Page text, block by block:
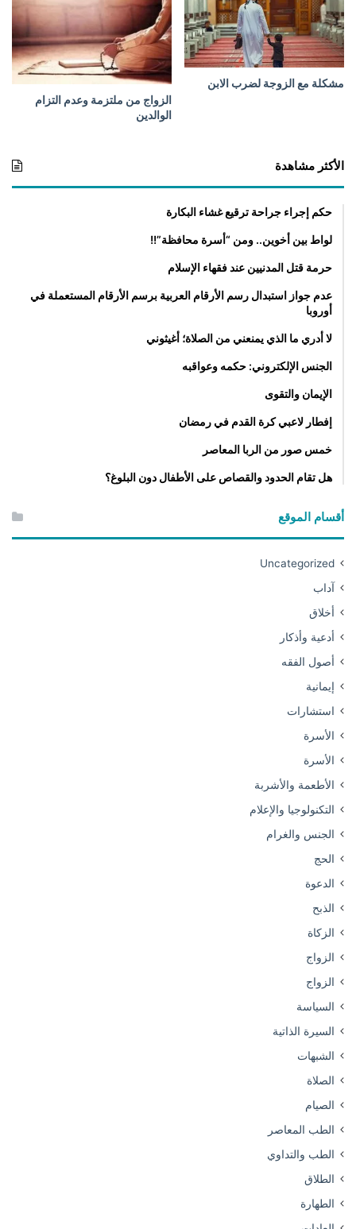
مشكلة مع الزوجة لضرب الابن
الزواج من ملتزمة وعدم التزام
الوالدين
الأكثر مشاهدة
حكم إجراء جراحة ترقيع غشاء البكارة
لواط بين أخوين.. ومن “أسرة محافظة”!!
حرمة قتل المدنيين عند فقهاء الإسلام
عدم جواز استبدال رسم الأرقام العربية برسم الأرقام المستعملة في
أوروبا
لا أدري ما الذي يمنعني من الصلاة؛ أغيثوني
الجنس الإلكتروني: حكمه وعواقبه
الإيمان والتقوى
إفطار لاعبي كرة القدم في رمضان
خمس صور من الربا المعاصر
هل تقام الحدود والقصاص على الأطفال دون البلوغ؟
أقسام الموقع
Uncategorized
آداب
أخلاق
أدعية وأذكار
أصول الفقه
إيمانية
استشارات
الأسرة
الأسرة
الأطعمة والأشربة
التكنولوجيا والإعلام
الجنس والغرام
الحج
الدعوة
الذبح
الزكاة
الزواج
الزواج
السياسة
السيرة الذاتية
الشبهات
الصلاة
الصيام
الطب المعاصر
الطب والتداوي
الطلاق
الطهارة